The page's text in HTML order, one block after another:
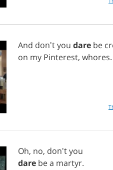
And don'tyou dare be
on my Pinterest, whores.
Oh, no, don'tyou
dare bea martyr.